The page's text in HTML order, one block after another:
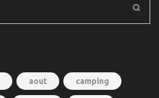
aout camping